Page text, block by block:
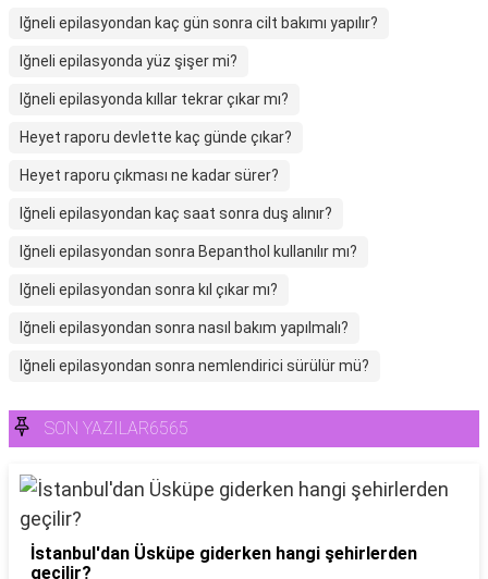
Iğneli epilasyondan kaç gün sonra cilt bakımı yapılır?
Iğneli epilasyonda yüz şişer mi?
Iğneli epilasyonda kıllar tekrar çıkar mı?
Heyet raporu devlette kaç günde çıkar?
Heyet raporu çıkması ne kadar sürer?
Iğneli epilasyondan kaç saat sonra duş alınır?
Iğneli epilasyondan sonra Bepanthol kullanılır mı?
Iğneli epilasyondan sonra kıl çıkar mı?
Iğneli epilasyondan sonra nasıl bakım yapılmalı?
Iğneli epilasyondan sonra nemlendirici sürülür mü?
SON YAZILAR6565
İstanbul'dan Üsküpe giderken hangi şehirlerden
geçilir?